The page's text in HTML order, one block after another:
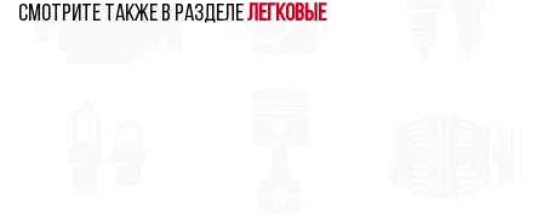
Смотрите также в разделеЛегковые